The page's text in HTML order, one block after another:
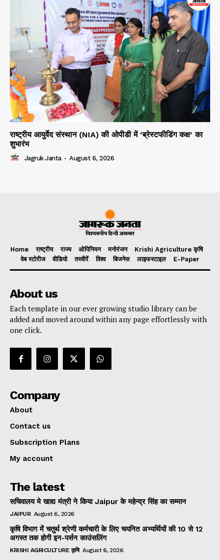
राष्ट्रीय आयुर्वेद संस्थान (NIA) की ओपीडी में ‘ब्रेस्टफीडिंग कक्ष’ का
शुभारंभ
Jagruk Janta - August 6, 2026
Home राष्ट्रीय राज्य ओपिनियन मनोरंजन
Krishi Agriculture कृषि
वेब स्टोरीज
वीडियो तस्वीरें विश्व बिजनेस लाइफस्टाइल E-Paper
About us
Each template in our ever growing studio library can be
added and moved around within any page effortlessly with
one click.
Company
About
Contact us
Subscription Plans
My account
The latest
सचिवालय मे खाद्य मंत्री ने किया Jaipur के महेन्द्र सिंह का सम्मान
JAIPUR August 6, 2026
कृषि विभाग में चतुर्थ श्रेणी कर्मचारी के लिए चयनित अभ्यर्थियों की 10 से 12
अगस्त तक होगी इन-पर्सन काउंसलिंग
KRISHI AGRICULTURE कृषि August 6, 2026